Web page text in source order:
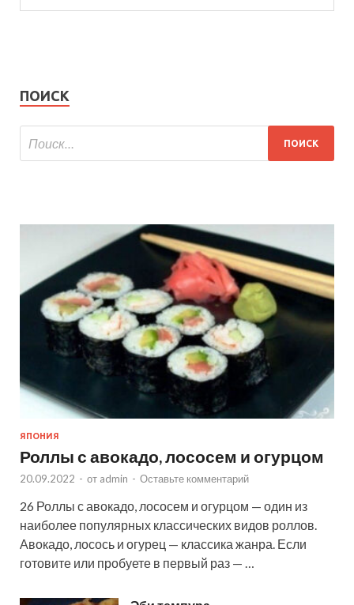
ПОИСК
ЯПОНИЯ
Роллы с авокадо, лососем и огурцом
20.09.2022 - от admin - Оставьте комментарий
26 Роллы с авокадо, лососем и огурцом — один из
наиболее популярных классических видов роллов.
Авокадо, лосось и огурец — классика жанра. Если
готовите или пробуете в первый раз — …